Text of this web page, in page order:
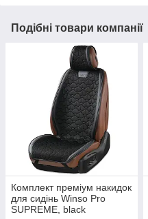
Подібні товари компанії
Комплект преміум накидок
для сидінь Winso Pro
SUPREME, black